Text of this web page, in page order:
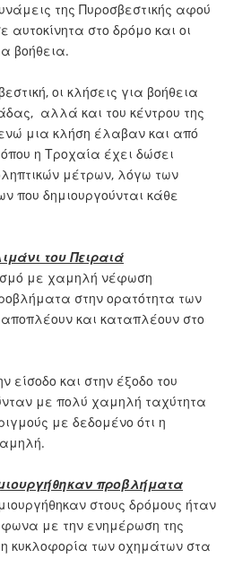
της Πυροσβεστικής αφού
αυτοκίνητα στο δρόμο και οι
βοήθεια.
οι κλήσεις για βοήθεια
αλλά και του κέντρου της
μια κλήση έλαβαν και από
η Τροχαία έχει δώσει
μέτρων, λόγω των
που δημιουργούνται κάθε
του Πειραιά
με χαμηλή νέφωση
στην ορατότητα των
και καταπλέουν στο
είσοδο και στην έξοδο του
με πολύ χαμηλή ταχύτητα
με δεδομένο ότι η
προβλήματα
στους δρόμους ήταν
με την ενημέρωση της
κυκλοφορία των οχημάτων στα